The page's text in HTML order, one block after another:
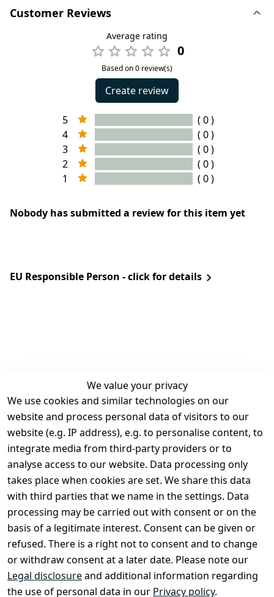
Customer Reviews
Average rating
0
Based on 0 review(s)
Create review
5
( 0 )
4
( 0 )
3
( 0 )
2
( 0 )
1
( 0 )
Nobody has submitted a review for this item yet
EU Responsible Person - click for details
We value your privacy
We use cookies and similar technologies on our
website and process personal data of visitors to our
website (e.g. IP address), e.g. to personalise content, to
integrate media from third-party providers or to
analyse access to our website. Data processing only
takes place when cookies are set. We share this data
with third parties that we name in the settings. Data
processing may be carried out with consent or on the
basis of a legitimate interest. Consent can be given or
refused. There is a right not to consent and to change
or withdraw consent at a later date. Please note our
Legal disclosureand additional information regarding
the use of personal data in our Privacy policy.
Legal
Terms and
Conditions
Legal
disclosure
Privacy Policy
Declaration of
accessibility
Cancellation
rights
Contact
Register